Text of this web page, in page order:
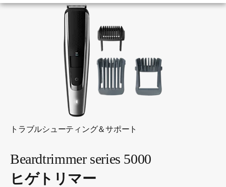
トラブルシューティング＆サポート
Beardtrimmer series 5000
ヒゲトリマー